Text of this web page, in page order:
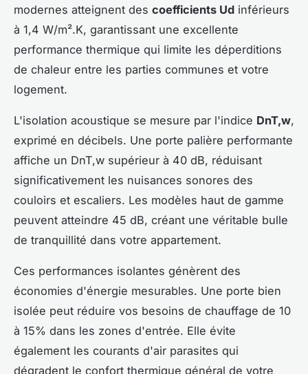
modernes atteignent des coefficients Ud inférieurs
à 1,4 W/m².K, garantissant une excellente
performance thermique qui limite les déperditions
de chaleur entre les parties communes et votre
logement.
L'isolation acoustique se mesure par l'indice DnT,w,
exprimé en décibels. Une porte palière performante
affiche un DnT,w supérieur à 40 dB, réduisant
significativement les nuisances sonores des
couloirs et escaliers. Les modèles haut de gamme
peuvent atteindre 45 dB, créant une véritable bulle
de tranquillité dans votre appartement.
Ces performances isolantes génèrent des
économies d'énergie mesurables. Une porte bien
isolée peut réduire vos besoins de chauffage de 10
à 15% dans les zones d'entrée. Elle évite
également les courants d'air parasites qui
dégradent le confort thermique général de votre